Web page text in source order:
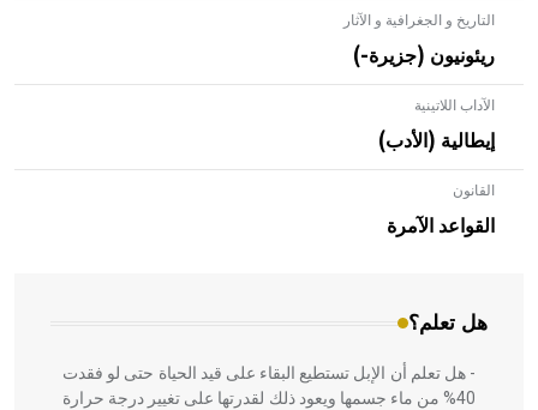
التاريخ و الجغرافية و الآثار
ريئونيون (جزيرة-)
الآداب اللاتينية
إيطالية (الأدب)
القانون
القواعد الآمرة
هل تعلم؟
- هل تعلم أن الأبلق نوع من الفنون الهندسية التي ارتبطت
بالعمارة الإسلامية في بلاد الشام ومصر خاصة، حيث يحرص
المعمار على بناء مداميكه وخاصة في الواجهات
- هل تعلم أن الإبل تستطيع البقاء على قيد الحياة حتى لو فقدت
40% من ماء جسمها ويعود ذلك لقدرتها على تغيير درجة حرارة